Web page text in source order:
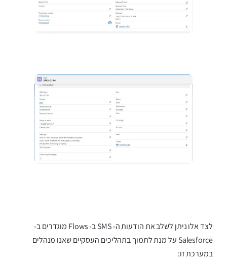
לצד אלו ניתן לשלב את הודעות ה- SMS ב- Flows מוגדרים ב-
Salesforce על מנת לתמוך בתהליכים העסקיים שאנו מנהלים
במערכת זו: